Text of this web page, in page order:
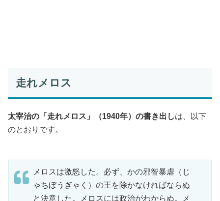
走れメロス
太宰治の「走れメロス」（1940年）の書き出しは、以下
のとおりです。
メロスは激怒した。必ず、かの邪智暴虐（じ
ゃちぼうぎゃく）の王を除かなければならぬ
と決意した。メロスには政治がわからぬ。メ